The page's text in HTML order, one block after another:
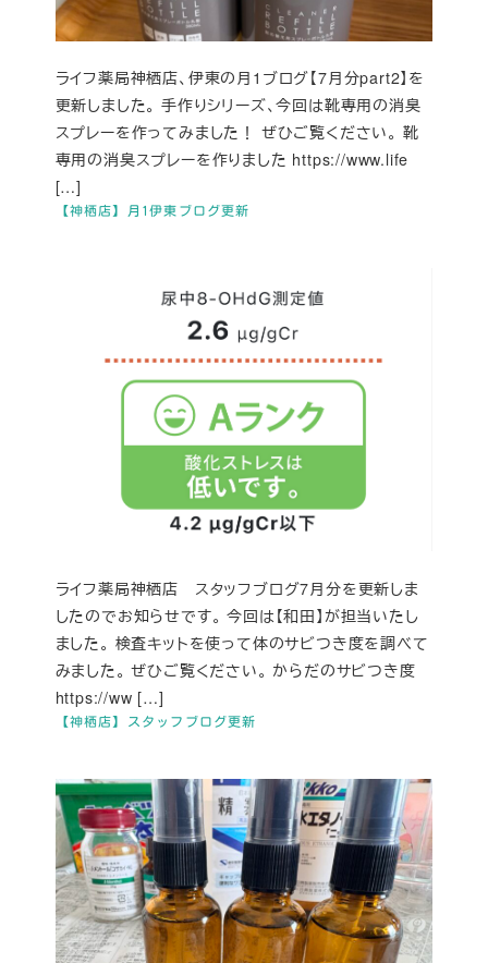
【神栖店】月1伊東ブログ更新
ライフ薬局神栖店、伊東の月1ブログ【7月分part2】を
更新しました。 手作りシリーズ、今回は靴専用の消臭
スプレーを作ってみました！ ぜひご覧ください。 靴
専用の消臭スプレーを作りました https://www.life
[…]
【神栖店】スタッフブログ更新
ライフ薬局神栖店 スタッフブログ7月分を更新しま
したのでお知らせです。 今回は【和田】が担当いたし
ました。 検査キットを使って体のサビつき度を調べて
みました。 ぜひご覧ください。 からだのサビつき度
https://ww […]